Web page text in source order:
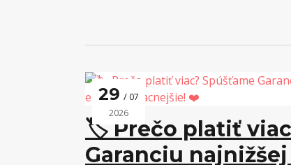
29 07
2026
🏷️ Prečo platiť
Garanciu